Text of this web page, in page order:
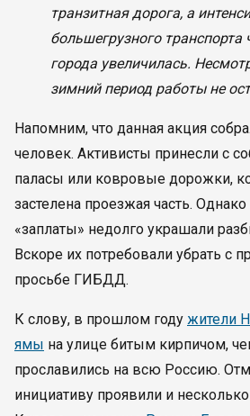
транзитная дорога, а
большегрузного транспорта
города увеличилась.
зимний период работы не
Напомним, что данная акция
человек. Активисты принесли с
паласы или ковровые дорожки,
застелена проезжая часть.
«заплаты» недолго украшали
Вскоре их потребовали убрать с
просьбе ГИБДД.
К слову, в прошлом году жители
ямы на улице битым кирпичом,
прославились на всю Россию.
инициативу проявили и